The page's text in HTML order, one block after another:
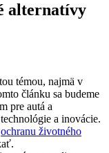
alternatívy
témou, najmä v
článku sa budeme
pre autá a
a inovácie.
ochranu životného